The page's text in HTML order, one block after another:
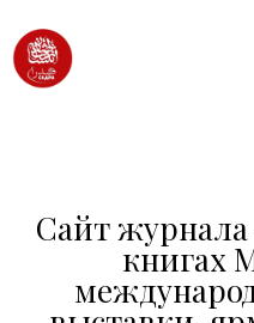
Сайт журнала
книгах